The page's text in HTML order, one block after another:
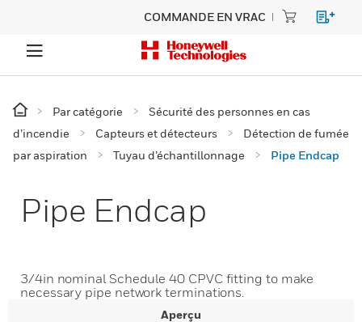
COMMANDE EN VRAC
Par catégorie
Sécurité des personnes en cas
d’incendie
Capteurs et détecteurs
Détection de fumée
par aspiration
Tuyau d’échantillonnage Pipe Endcap
Pipe Endcap
3/4in nominal Schedule 40 CPVC fitting to make
necessary pipe network terminations.
Aperçu